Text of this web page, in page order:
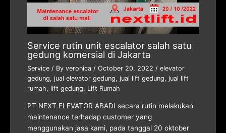
Service rutin unit escalator salah satu
gedung komersial di Jakarta
Service / Byveronica /October 20, 2022 /elevator
gedung, jual elevator gedung, jual lift gedung, jual lift
rumah, lift gedung, Lift Rumah
PT NEXT ELEVATOR ABADI secara rutin melakukan
maintenance terhadap customer yang
menggunakan jasa kami, pada tanggal 20 oktober